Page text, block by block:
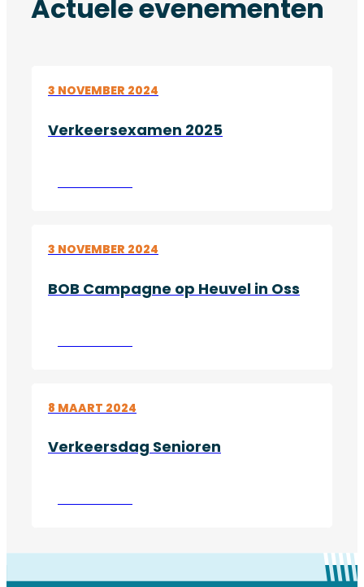
Actuele evenementen
3 NOVEMBER 2024
Verkeersexamen 2025
3 NOVEMBER 2024
BOB Campagne op Heuvel in Oss
8 MAART 2024
Verkeersdag Senioren
Lees verder